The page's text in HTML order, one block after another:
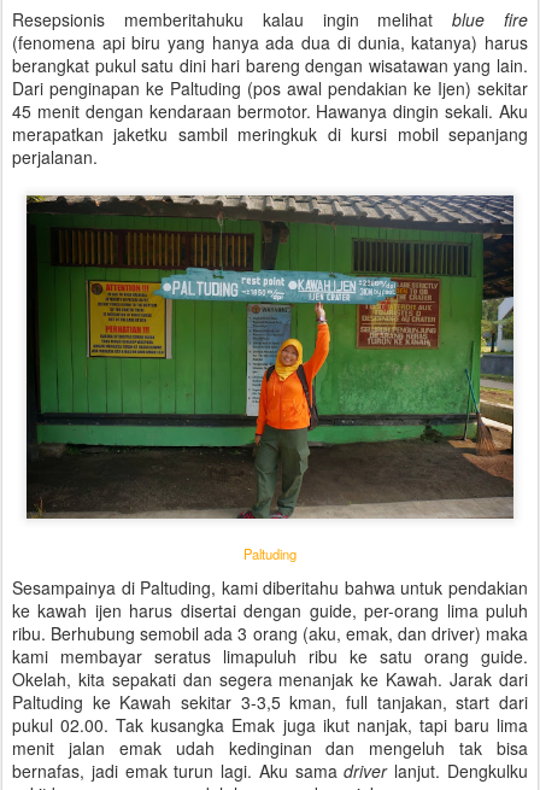
Resepsionis memberitahuku kalau ingin melihatblue fire
(fenomena api biru yang hanya ada dua di dunia, katanya) harus
berangkat pukul satu dini hari bareng dengan wisatawan yang lain.
Dari penginapan ke Paltuding (pos awal pendakian ke Ijen) sekitar
45 menit dengan kendaraan bermotor. Hawanya dingin sekali. Aku
merapatkan jaketku sambil meringkuk di kursi mobil sepanjang
perjalanan.
Paltuding
Sesampainya di Paltuding, kami diberitahu bahwa untuk pendakian
ke kawah ijen harus disertai dengan guide, per-orang lima puluh
ribu. Berhubung semobil ada 3 orang (aku, emak, dan driver) maka
kami membayar seratus limapuluh ribu ke satu orang guide.
Okelah, kita sepakati dan segera menanjak ke Kawah. Jarak dari
Paltuding ke Kawah sekitar 3-3,5 kman, full tanjakan, start dari
pukul 02.00. Tak kusangka Emak juga ikut nanjak, tapi baru lima
menit jalan emak udah kedinginan dan mengeluh tak bisa
bernafas, jadi emak turun lagi. Aku samadriver lanjut. Dengkulku